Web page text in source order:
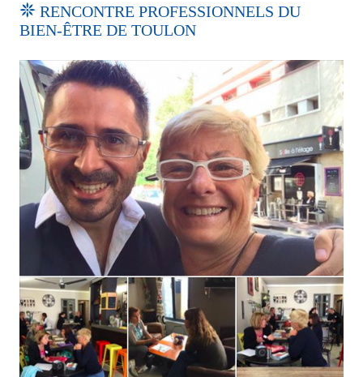
RENCONTRE PROFESSIONNELS DU
BIEN-ÊTRE DE TOULON